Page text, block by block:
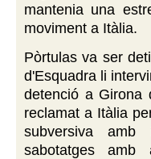
mantenia una
moviment a Itàlia.
Pòrtulas va ser
d'Esquadra li
detenció a Girona
reclamat a Itàlia
subversiva
sabotatges amb